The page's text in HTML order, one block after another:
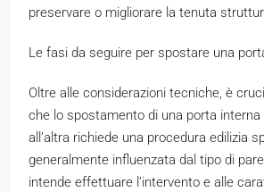
preservare o migliorare la tenuta
Le fasi da seguire per spostare una
Oltre alle considerazioni tecniche, è
che lo spostamento di una porta interna
all’altra richiede una procedura edilizia
generalmente influenzata dal tipo di
intende effettuare l’intervento e alle